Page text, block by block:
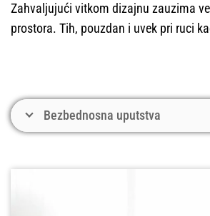
Zahvaljujući vitkom dizajnu zauzima
prostora. Tih, pouzdan i uvek pri ruci
Bezbednosna uputstva